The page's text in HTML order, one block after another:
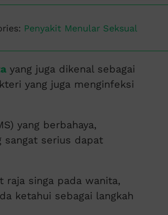
Penyakit Menular Seksual
yang juga dikenal sebagai
yang juga menginfeksi
yang berbahaya,
sangat serius dapat
raja singa pada wanita,
ketahui sebagai langkah